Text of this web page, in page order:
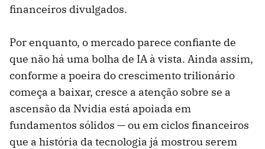
financeiros divulgados.
Por enquanto, o mercado parece confiante de
que não há uma bolha de IA à vista. Ainda assim,
conforme a poeira do crescimento trilionário
começa a baixar, cresce a atenção sobre se a
ascensão da Nvidia está apoiada em
fundamentos sólidos — ou em ciclos financeiros
que a história da tecnologia já mostrou serem